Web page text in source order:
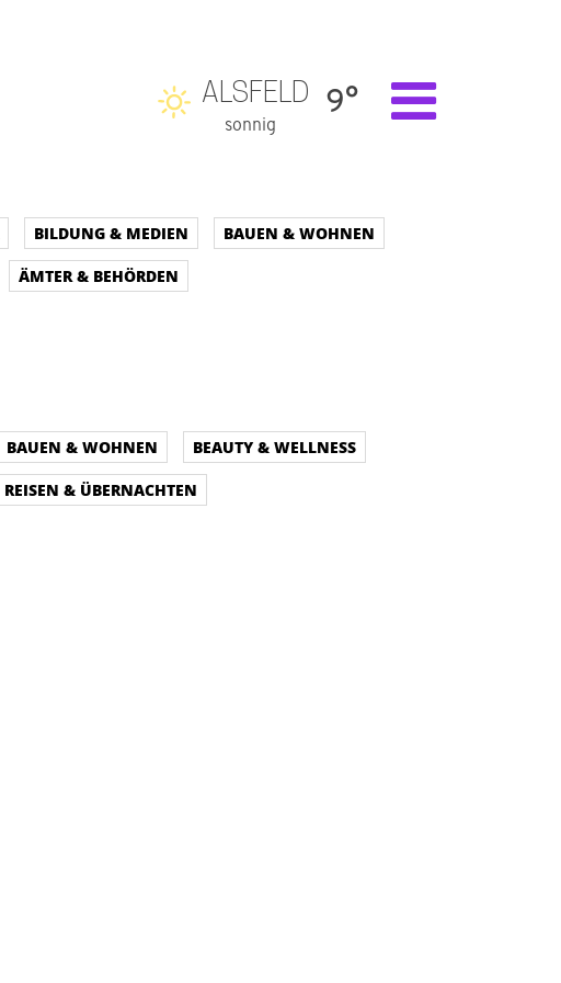
ALSFELD
sonnig
9°
BILDUNG & MEDIEN
BAUEN & WOHNEN
ÄMTER & BEHÖRDEN
BAUEN & WOHNEN
BEAUTY & WELLNESS
REISEN & ÜBERNACHTEN